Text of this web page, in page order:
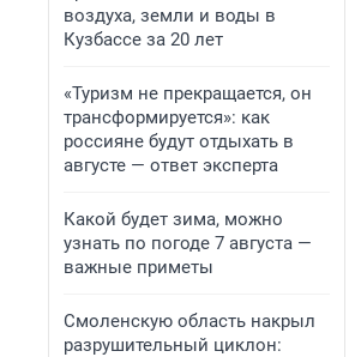
воздуха, земли и воды в
Кузбассе за 20 лет
«Туризм не прекращается, он
трансформируется»: как
россияне будут отдыхать в
августе — ответ эксперта
Какой будет зима, можно
узнать по погоде 7 августа —
важные приметы
Смоленскую область накрыл
разрушительный циклон: